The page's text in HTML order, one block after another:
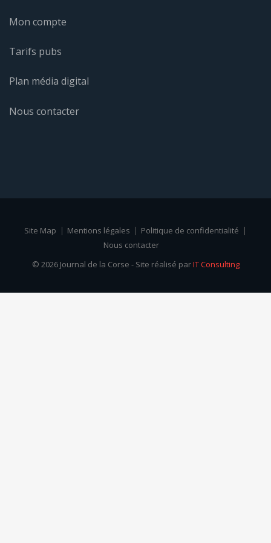
Mon compte
Tarifs pubs
Plan média digital
Nous contacter
Site Map Mentions légales
Politique de confidentialité
Nous contacter
© 2026 Journal de la Corse - Site réalisé parIT Consulting